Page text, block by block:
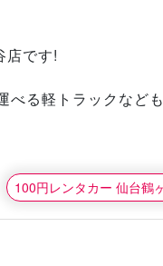
店です!
べる軽トラックなど
100円レンタカー 仙台鶴